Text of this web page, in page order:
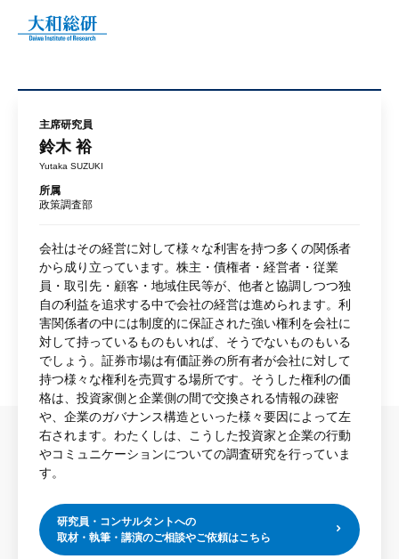
主席研究員
鈴木 裕
Yutaka SUZUKI
所属
政策調査部
会社はその経営に対して様々な利害を持つ多くの関係者
から成り立っています。株主・債権者・経営者・従業
員・取引先・顧客・地域住民等が、他者と協調しつつ独
自の利益を追求する中で会社の経営は進められます。利
害関係者の中には制度的に保証された強い権利を会社に
対して持っているものもいれば、そうでないものもいる
でしょう。証券市場は有価証券の所有者が会社に対して
持つ様々な権利を売買する場所です。そうした権利の価
格は、投資家側と企業側の間で交換される情報の疎密
や、企業のガバナンス構造といった様々要因によって左
右されます。わたくしは、こうした投資家と企業の行動
やコミュニケーションについての調査研究を行っていま
す。
研究員・コンサルタントへの
取材・執筆・講演のご相談やご依頼はこちら